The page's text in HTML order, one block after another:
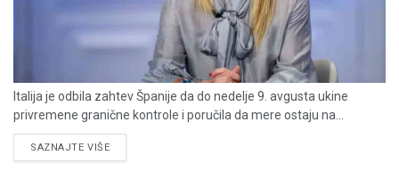
Italija je odbila zahtev Španije da do nedelje 9. avgusta ukine
privremene granične kontrole i poručila da mere ostaju na...
SAZNAJTE VIŠEDETAILS